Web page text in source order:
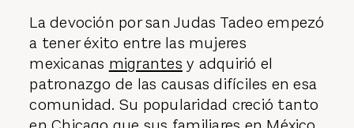
La devoción por san Judas Tadeo empezó
a tener éxito entre las mujeres
mexicanas migrantes y adquirió el
patronazgo de las causas difíciles en esa
comunidad. Su popularidad creció tanto